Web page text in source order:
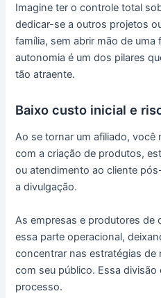
Imagine ter o controle total
dedicar-se a outros projetos
família, sem abrir mão de uma
autonomia é um dos pilares
tão atraente.
Baixo custo inicial e
Ao se tornar um afiliado, você
com a criação de produtos,
ou atendimento ao cliente
a divulgação.
As empresas e produtores de
essa parte operacional,
concentrar nas estratégias de
com seu público. Essa
processo.